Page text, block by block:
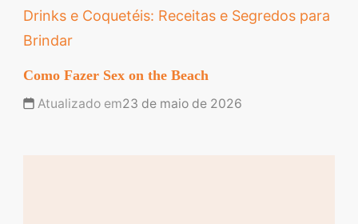
Drinks e Coquetéis: Receitas e Segredos para
Brindar
Como Fazer Sex on the Beach
Atualizado em23 de maio de 2026